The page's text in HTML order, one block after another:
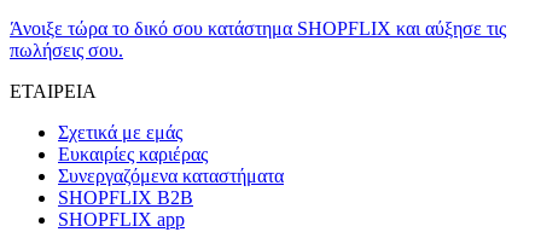
Άνοιξε τώρα το δικό σου κατάστημα SHOPFLIX και αύξησε τις
πωλήσεις σου.
ΕΤΑΙΡΕΙΑ
Σχετικά με εμάς
Ευκαιρίες καριέρας
Συνεργαζόμενα καταστήματα
SHOPFLIX B2B
SHOPFLIX app